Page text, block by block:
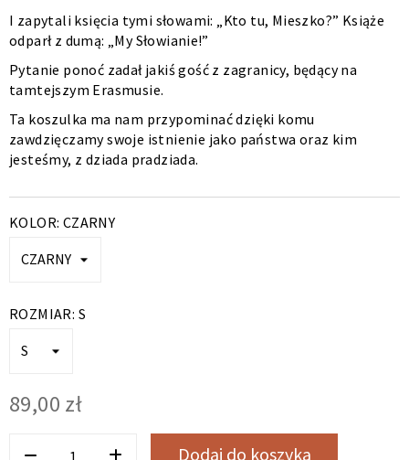
I zapytali księcia tymi słowami: „Kto tu, Mieszko?” Książe
odparł z dumą: „My Słowianie!”
Pytanie ponoć zadał jakiś gość z zagranicy, będący na
tamtejszym Erasmusie.
Ta koszulka ma nam przypominać dzięki komu
zawdzięczamy swoje istnienie jako państwa oraz kim
jesteśmy, z dziada pradziada.
KOLOR: CZARNY
ROZMIAR: S
89,00 zł
Dodaj do koszyka